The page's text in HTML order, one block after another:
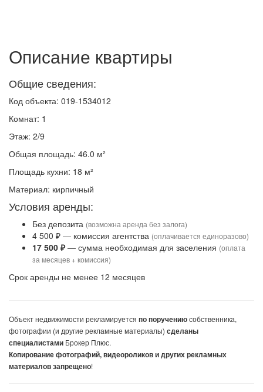
Описание квартиры
Общие сведения:
Код объекта: 019-1534012
Комнат: 1
Этаж: 2/9
Общая площадь: 46.0 м²
Площадь кухни: 18 м²
Материал: кирпичный
Условия аренды:
Без депозита (возможна аренда без залога)
4 500 ₽ — комиссия агентства (оплачивается единоразово)
17 500 ₽— сумма необходимая для заселения (оплата
за месяцев + комиссия)
Срок аренды не менее 12 месяцев
Объект недвижимости рекламируется по поручениюсобственника,
фотографии (и другие рекламные материалы) сделаны
специалистами Брокер Плюс.
Копирование фотографий, видеороликов и других рекламных
материалов запрещено!